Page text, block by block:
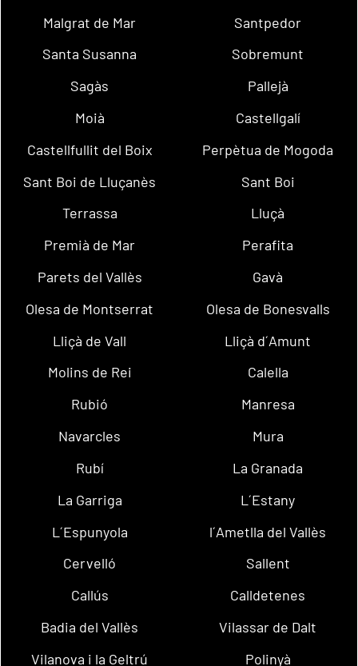
Malgrat de Mar
Santpedor
Santa Susanna
Sobremunt
Sagàs
Pallejà
Moià
Castellgalí
Castellfullit del Boix
Perpètua de Mogoda
Sant Boi de Lluçanès
Sant Boi
Terrassa
Lluçà
Premià de Mar
Perafita
Parets del Vallès
Gavà
Olesa de Montserrat
Olesa de Bonesvalls
Lliçà de Vall
Lliçà d´Amunt
Molins de Rei
Calella
Rubió
Manresa
Navarcles
Mura
Rubí
La Granada
La Garriga
L´Estany
L´Espunyola
l´Ametlla del Vallès
Cervelló
Sallent
Callús
Calldetenes
Badia del Vallès
Vilassar de Dalt
Vilanova i la Geltrú
Polinyà